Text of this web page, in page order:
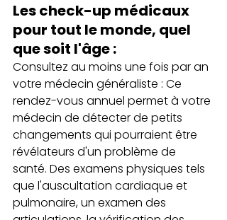
Les check-up médicaux
pour tout le monde, quel
que soit l'âge :
Consultez au moins une fois par an
votre médecin généraliste : Ce
rendez-vous annuel permet à votre
médecin de détecter de petits
changements qui pourraient être
révélateurs d'un problème de
santé. Des examens physiques tels
que l'auscultation cardiaque et
pulmonaire, un examen des